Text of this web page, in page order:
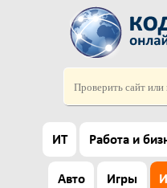
ИТ Работа и
Авто Игры